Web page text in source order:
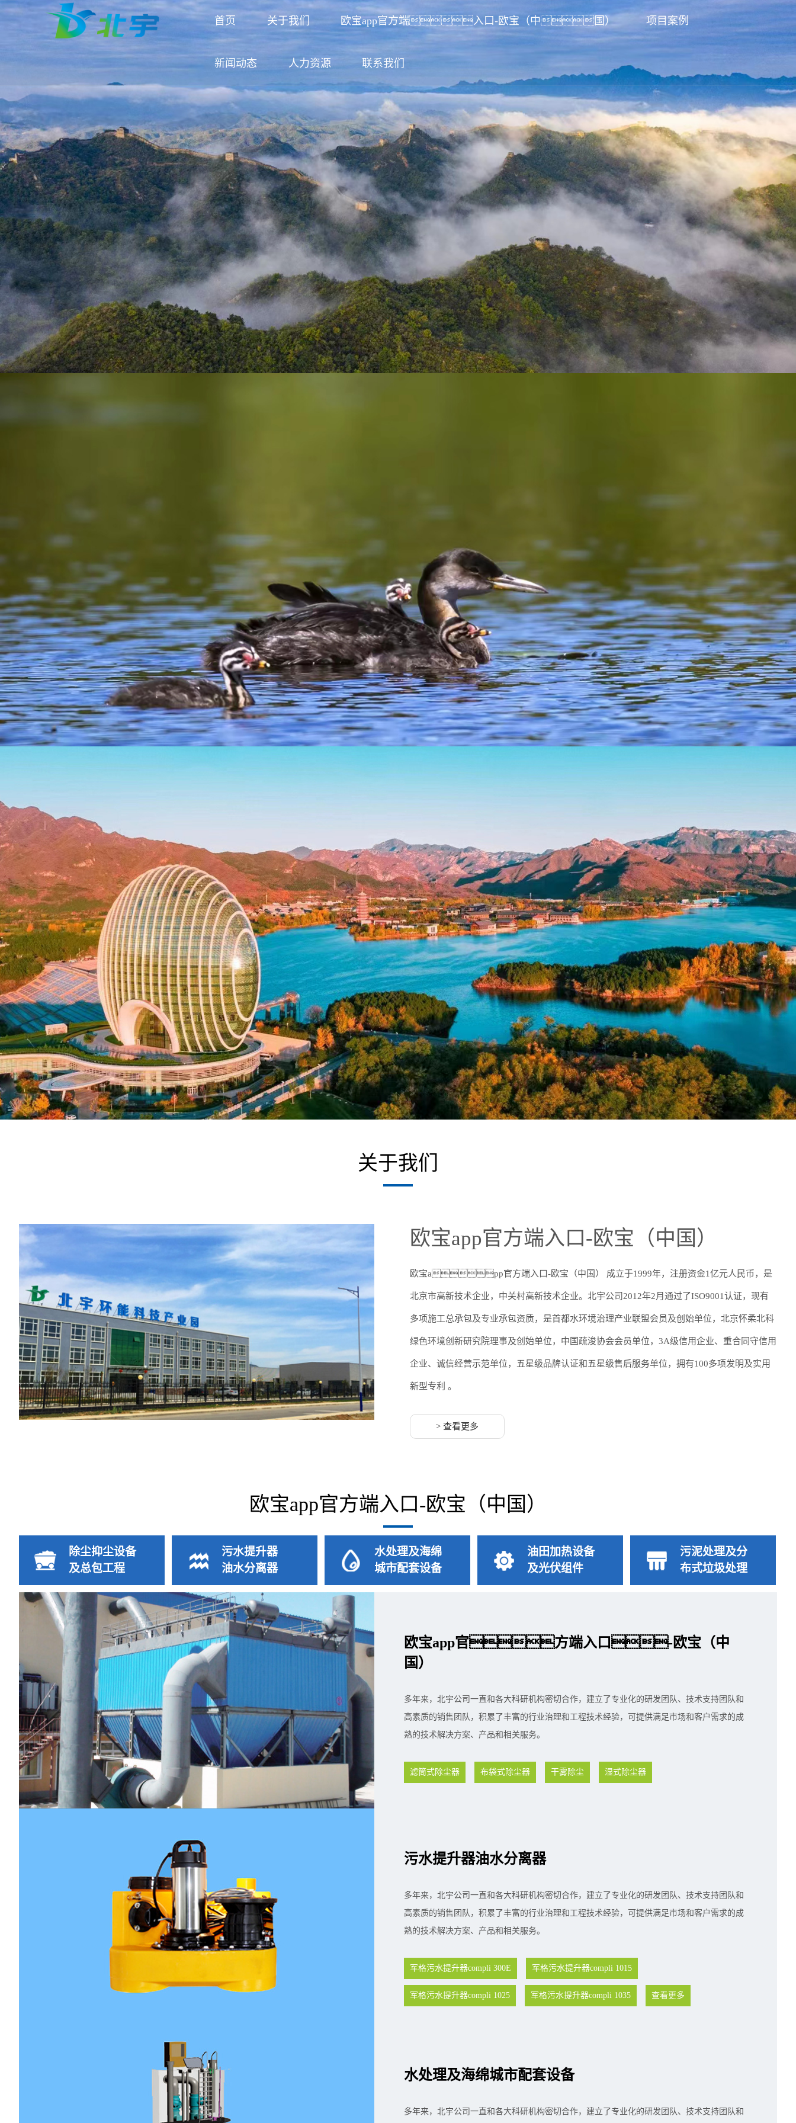
首页 关于我们 欧宝app官方端入口-欧宝（中国） 项目案例
新闻动态 人力资源 联系我们
关于我们
欧宝app官方端入口-欧宝（中国）
欧宝app官方端入口-欧宝（中国） 成立于1999年，注册资金1亿元人民币，是
北京市高新技术企业，中关村高新技术企业。北宇公司2012年2月通过了ISO9001认证，现有
多项施工总承包及专业承包资质，是首都水环境治理产业联盟会员及创始单位，北京怀柔北科
绿色环境创新研究院理事及创始单位，中国疏浚协会会员单位，3A级信用企业、重合同守信用
企业、诚信经营示范单位，五星级品牌认证和五星级售后服务单位，拥有100多项发明及实用
新型专利 。
> 查看更多
欧宝app官方端入口-欧宝（中国）
除尘抑尘设备
及总包工程
污水提升器
油水分离器
水处理及海绵
城市配套设备
油田加热设备
及光伏组件
污泥处理及分
布式垃圾处理
欧宝app官方端入口-欧宝（中
国）
多年来，北宇公司一直和各大科研机构密切合作，建立了专业化的研发团队、技术支持团队和
高素质的销售团队，积累了丰富的行业治理和工程技术经验，可提供满足市场和客户需求的成
熟的技术解决方案、产品和相关服务。
滤筒式除尘器 布袋式除尘器 干雾除尘 湿式除尘器
污水提升器油水分离器
多年来，北宇公司一直和各大科研机构密切合作，建立了专业化的研发团队、技术支持团队和
高素质的销售团队，积累了丰富的行业治理和工程技术经验，可提供满足市场和客户需求的成
熟的技术解决方案、产品和相关服务。
军格污水提升器compli 300E 军格污水提升器compli 1015
军格污水提升器compli 1025 军格污水提升器compli 1035 查看更多
水处理及海绵城市配套设备
多年来，北宇公司一直和各大科研机构密切合作，建立了专业化的研发团队、技术支持团队和